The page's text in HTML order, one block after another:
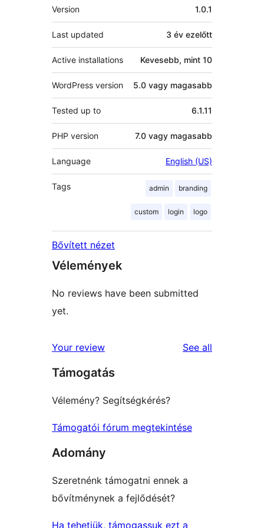
Meta
Version 1.0.1
Last updated 3 év ezelőtt
Active installations Kevesebb, mint 10
WordPress version 5.0 vagy magasabb
Tested up to 6.1.11
PHP version 7.0 vagy magasabb
Language English (US)
Tags admin branding
custom login logo
Bővített nézet
Vélemények
No reviews have been submitted
yet.
Your review See all
Támogatás
Vélemény? Segítségkérés?
Támogatói fórum megtekintése
Adomány
Szeretnénk támogatni ennek a
bővítménynek a fejlődését?
Ha tehetjük, támogassuk ezt a